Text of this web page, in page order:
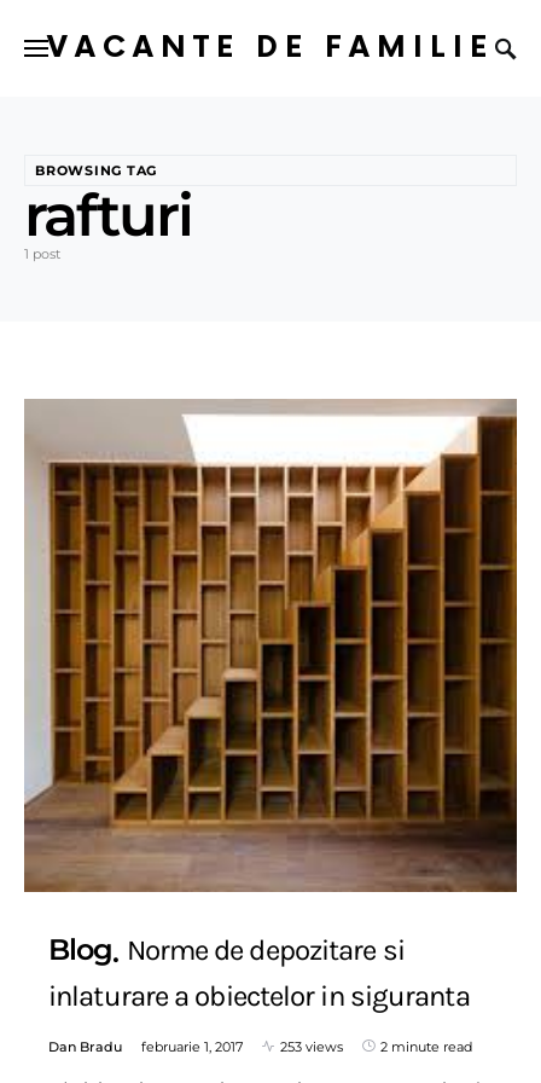
VACANTE DE FAMILIE
BROWSING TAG
rafturi
1 post
Blog Norme de depozitare si
inlaturare a obiectelor in siguranta
Dan Bradu februarie 1, 2017 253 views 2 minute read